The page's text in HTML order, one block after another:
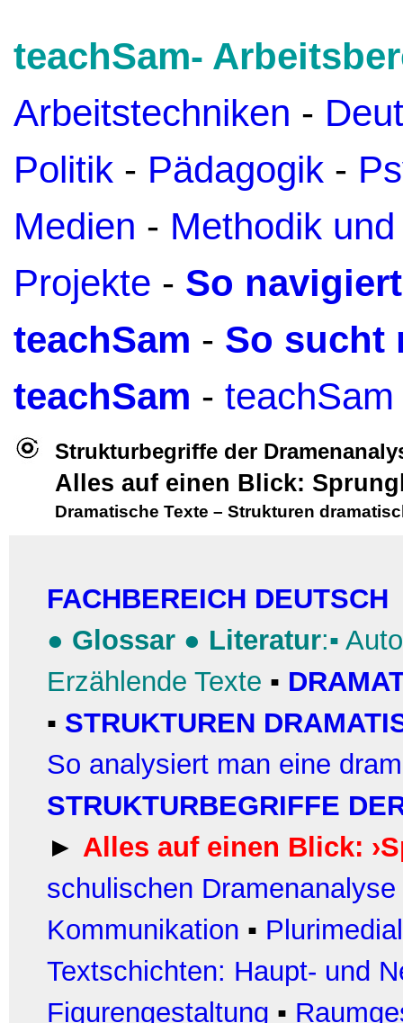
teachSam-
Arbeitstechniken -
Politik - Pädagogik -
Medien - Methodik
Projekte - So
teachSam - So sucht
teachSam -
Strukturbegriffe der
Alles auf einen Blick:
Dramatische Texte – Strukturen
FACHBEREICH DEUTSCH
● Glossar ● Literatur:▪
Erzählende Texte ▪
▪ STRUKTUREN
So analysiert man eine
STRUKTURBEGRIFFE
► Alles auf einen Blick:
schulischen Dramenanalyse
Kommunikation ▪
Textschichten: Haupt- und
Figurengestaltung ▪